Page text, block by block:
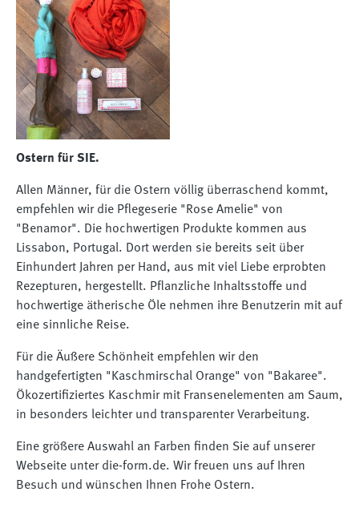
Ostern für SIE.
Allen Männer, für die Ostern völlig überraschend kommt,
empfehlen wir die Pflegeserie "Rose Amelie" von
"Benamor". Die hochwertigen Produkte kommen aus
Lissabon, Portugal. Dort werden sie bereits seit über
Einhundert Jahren per Hand, aus mit viel Liebe erprobten
Rezepturen, hergestellt. Pflanzliche Inhaltsstoffe und
hochwertige ätherische Öle nehmen ihre Benutzerin mit auf
eine sinnliche Reise.
Für die Äußere Schönheit empfehlen wir den
handgefertigten "Kaschmirschal Orange" von "Bakaree".
Ökozertifiziertes Kaschmir mit Fransenelementen am Saum,
in besonders leichter und transparenter Verarbeitung.
Eine größere Auswahl an Farben finden Sie auf unserer
Webseite unter die-form.de. Wir freuen uns auf Ihren
Besuch und wünschen Ihnen Frohe Ostern.